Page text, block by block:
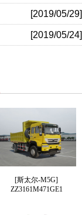
[2019/05/29]
[2019/05/24]
[斯太尔-M5G]
ZZ3161M471GE1